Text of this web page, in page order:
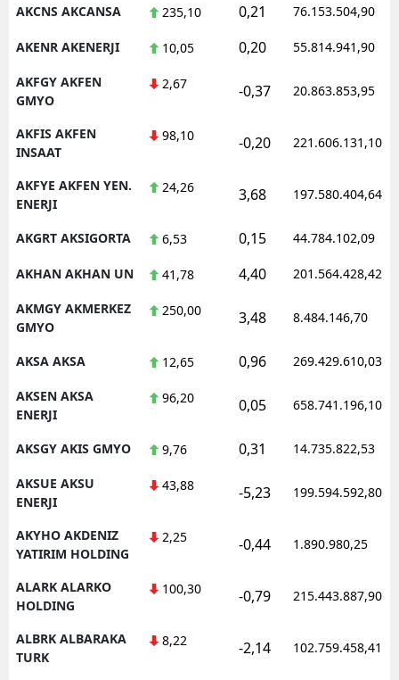
AKCNS AKCANSA 235,10 0,21 76.153.504,90
AKENR AKENERJI 10,05 0,20 55.814.941,90
AKFGY AKFEN
GMYO
2,67 -0,37 20.863.853,95
AKFIS AKFEN
INSAAT
98,10 -0,20 221.606.131,10
AKFYE AKFEN YEN.
ENERJI
24,26 3,68 197.580.404,64
AKGRT AKSIGORTA 6,53 0,15 44.784.102,09
AKHAN AKHAN UN 41,78 4,40 201.564.428,42
AKMGY AKMERKEZ
GMYO
250,00 3,48 8.484.146,70
AKSA AKSA 12,65 0,96 269.429.610,03
AKSEN AKSA
ENERJI
96,20 0,05 658.741.196,10
AKSGY AKIS GMYO 9,76 0,31 14.735.822,53
AKSUE AKSU
ENERJI
43,88 -5,23 199.594.592,80
AKYHO AKDENIZ
YATIRIM HOLDING
2,25 -0,44 1.890.980,25
ALARK ALARKO
HOLDING
100,30 -0,79 215.443.887,90
ALBRK ALBARAKA
TURK
8,22 -2,14 102.759.458,41